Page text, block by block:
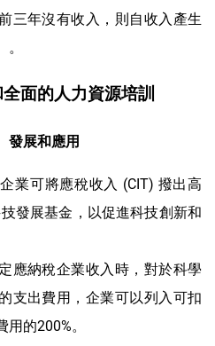
三年沒有收入，則自收入產生
的人力資源培訓
發展和應用
企業可將應稅收入 (CIT) 撥出高
發展基金，以促進科技創新和
應納稅企業收入時，對於科學
支出費用，企業可以列入可扣
的200%。